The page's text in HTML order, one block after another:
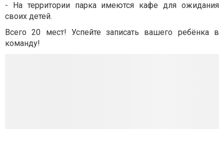
- На территории парка имеются кафе для ожидания
своих детей.
Всего 20 мест! Успейте записать вашего ребёнка в
команду!